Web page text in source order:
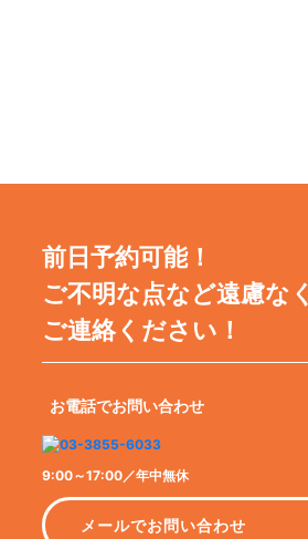
前日予約可能！
ご不明な点など遠慮なく
ご連絡ください！
お電話でお問い合わせ
9:00～17:00／年中無休
メールでお問い合わせ